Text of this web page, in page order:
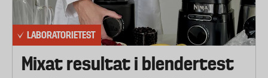
LABORATORIETEST
Mixat resultat i blendertest